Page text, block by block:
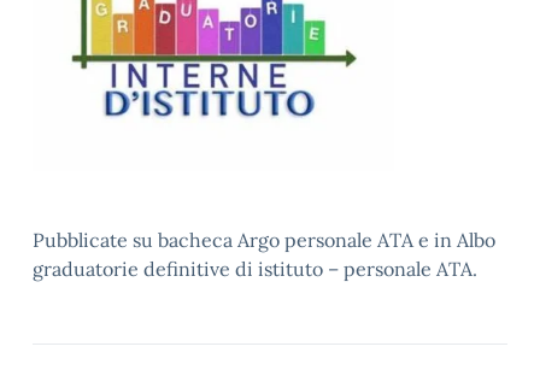
Pubblicate su bacheca Argo personale ATA e in Albo
graduatorie definitive di istituto – personale ATA.